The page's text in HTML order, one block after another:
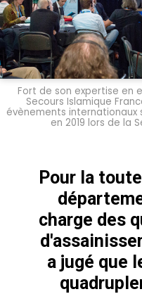
Fort de son expertise en
Secours Islamique
évènements internationaux
en 2019 lors de la
Pour la
charge des
a jugé que